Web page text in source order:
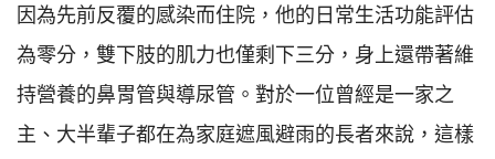
因為先前反覆的感染而住院，他的日常生活功能評估
為零分，雙下肢的肌力也僅剩下三分，身上還帶著維
持營養的鼻胃管與導尿管。對於一位曾經是一家之
主、大半輩子都在為家庭遮風避雨的長者來說，這樣